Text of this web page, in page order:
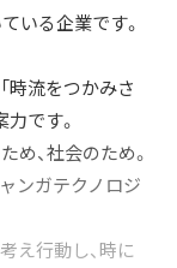
いる企業です。
時流をつかみさ
です。
め、社会のため。
ンガテクノロジ
え行動し、時に